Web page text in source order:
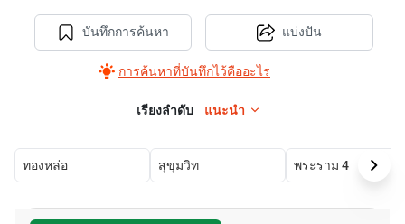
บันทึกการค้นหา
การค้นหาที่บันทึกไว้คืออะไร
แบ่งปัน
เรียงลำดับ แนะนำ
ทองหล่อ สุขุมวิท พระราม 4